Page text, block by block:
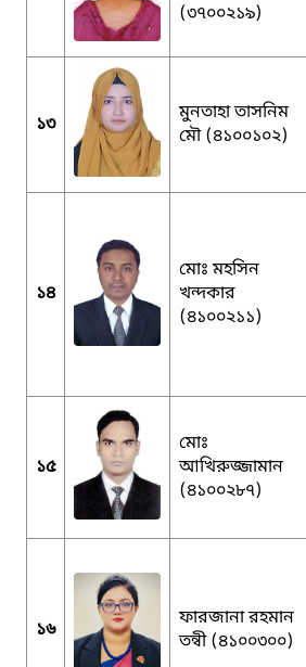
(৩৭০০২১৯)
১৩
মুনতাহা তাসনিম
মৌ (৪১০০১০২)
১৪
মোঃ মহসিন
খন্দকার
(৪১০০২১১)
১৫
মোঃ
আখিরুজ্জামান
(৪১০০২৮৭)
১৬
ফারজানা রহমান
তন্বী (৪১০০৩০০)